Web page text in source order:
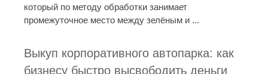
который по методу обработки занимает
промежуточное место между зелёным и ...
Выкуп корпоративного автопарка: как
бизнесу быстро высвободить деньги